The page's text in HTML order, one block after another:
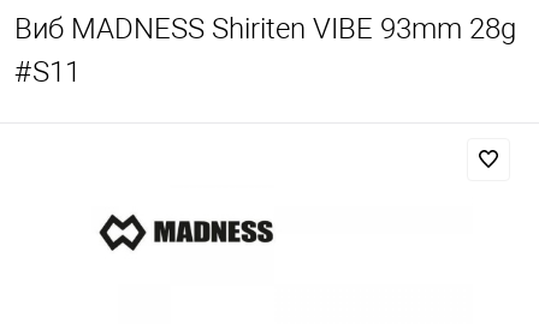
Виб MADNESS Shiriten VIBE 93mm 28g
#S11